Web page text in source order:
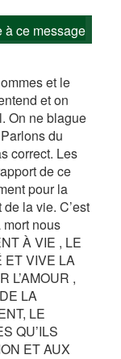
à ce message
et le
et on
On ne blague
du
correct. Les
de ce
pour la
la vie. C’est
nous
À VIE , LE
ET VIVE LA
L’AMOUR ,
LA
LE
QU’ILS
ET AUX